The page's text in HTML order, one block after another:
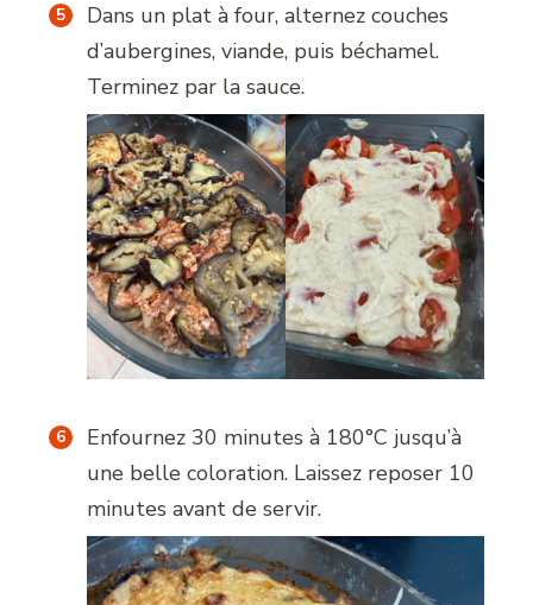
Dans un plat à four, alternez couches
d’aubergines, viande, puis béchamel.
Terminez par la sauce.
Enfournez 30 minutes à 180°C jusqu’à
une belle coloration. Laissez reposer 10
minutes avant de servir.